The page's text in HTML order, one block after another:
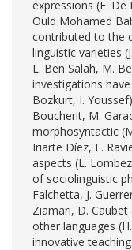
expressions (E.
Ould Mohamed
contributed to the
linguistic varieties
L. Ben Salah, M.
investigations
Bozkurt, I.
Boucherit, M.
morphosyntactic
Iriarte Díez, E.
aspects (L.
of sociolinguistic
Falchetta, J.
Ziamari, D.
other languages
innovative